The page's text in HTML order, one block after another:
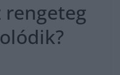
rengeteg